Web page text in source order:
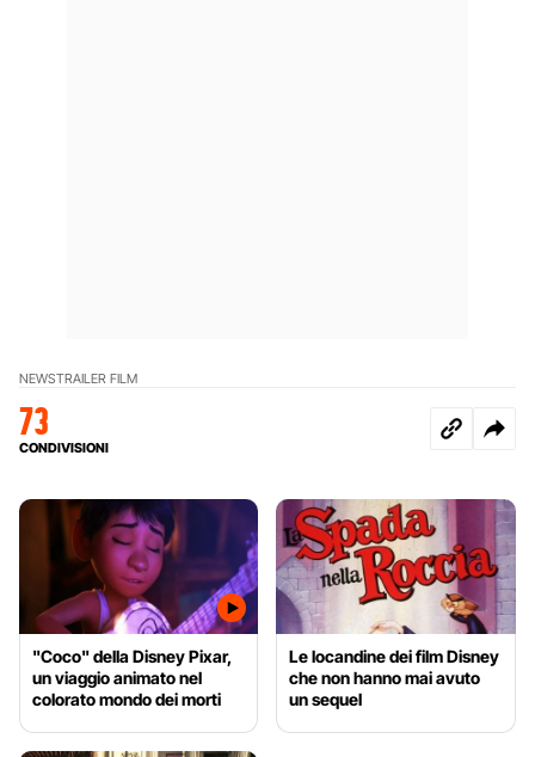
NEWSTRAILER FILM
73
CONDIVISIONI
"Coco" della Disney Pixar,
un viaggio animato nel
colorato mondo dei morti
Le locandine dei film Disney
che non hanno mai avuto
un sequel